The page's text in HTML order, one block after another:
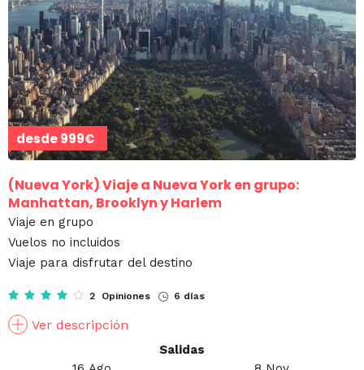
desde999€
(Nueva York)Viaje a Nueva York en grupo:
Manhattan, Brooklyn y Harlem
Viaje en grupo
Vuelos no incluidos
Viaje para disfrutar del destino
2 Opiniones 6 días
Ver descripción
Salidas